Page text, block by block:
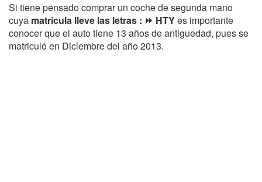
Si tiene pensado comprar un coche de segunda mano
cuya matricula lleve las letras : ⏩ HTYes importante
conocer que el auto tiene 13 años de antiguedad, pues se
matriculó en Diciembre del año 2013.